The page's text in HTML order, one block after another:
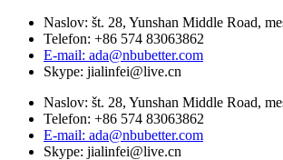
Naslov: št. 28, Yunshan Middle Road,
Telefon: +86 574 83063862
E-mail: ada@nbubetter.com
Skype: jialinfei@live.cn
Naslov: št. 28, Yunshan Middle Road,
Telefon: +86 574 83063862
E-mail: ada@nbubetter.com
Skype: jialinfei@live.cn